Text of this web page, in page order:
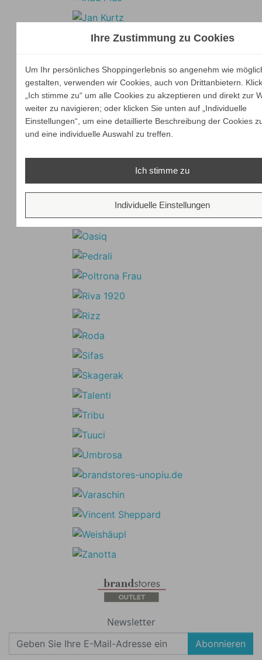
Newsletter
Abonnieren
Ihre Zustimmung zu Cookies
Um Ihr persönliches Shoppingerlebnis so angenehm wie
gestalten, verwenden wir Cookies, auch von Drittanbietern.
„Ich stimme zu“ um alle Cookies zu akzeptieren und direkt zur
weiter zu navigieren; oder klicken Sie unten auf „Individuelle
Einstellungen“, um eine detaillierte Beschreibung der Cookies
und eine individuelle Auswahl zu treffen.
Ich stimme zu
Individuelle Einstellungen